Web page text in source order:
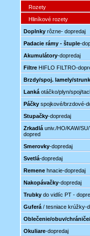
Rozety
Hliníkové rozety
Doplnky rôzne- dopredaj
Padacie rámy - štuple-
Akumulátory-dopredaj
Filtre HIFLO FILTRO-
Brzdy/spoj. lamely/
Lanká otáčko/plyn/spoj/
Páčky spojkové/brzdové-
Stupačky-dopredaj
Zrkadlá univ./HO/KAW/
dopred
Smerovky-dopredaj
Svetlá-dopredaj
Remene hnacie-dopredaj
Nakopávačky-dopredaj
Trubky do vidlíc PT -
Guferá / tesniace krúžky-
Oblečenie/obuv/
Okuliare-dopredaj